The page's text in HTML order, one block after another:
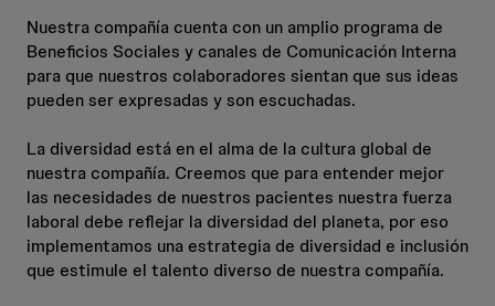
Nuestra compañía cuenta con un amplio programa de
Beneficios Sociales y canales de Comunicación Interna
para que nuestros colaboradores sientan que sus ideas
pueden ser expresadas y son escuchadas.
La diversidad está en el alma de la cultura global de
nuestra compañía. Creemos que para entender mejor
las necesidades de nuestros pacientes nuestra fuerza
laboral debe reflejar la diversidad del planeta, por eso
implementamos una estrategia de diversidad e inclusión
que estimule el talento diverso de nuestra compañía.